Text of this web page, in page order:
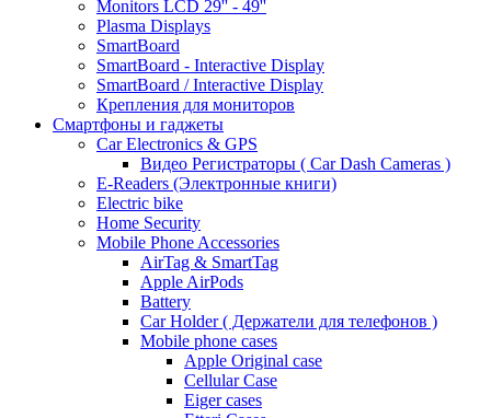
Monitors LCD 29'' - 49''
Plasma Displays
SmartBoard
SmartBoard - Interactive Display
SmartBoard / Interactive Display
Крепления для мониторов
Смартфоны и гаджеты
Car Electronics & GPS
Видео Регистраторы ( Car Dash Cameras )
E-Readers (Электронные книги)
Electric bike
Home Security
Mobile Phone Accessories
AirTag & SmartTag
Apple AirPods
Battery
Car Holder ( Держатели для телефонов )
Mobile phone cases
Apple Original case
Cellular Case
Eiger cases